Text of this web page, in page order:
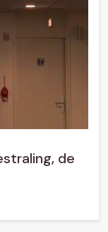
de